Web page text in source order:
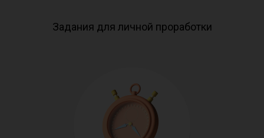
Задания для личной проработки